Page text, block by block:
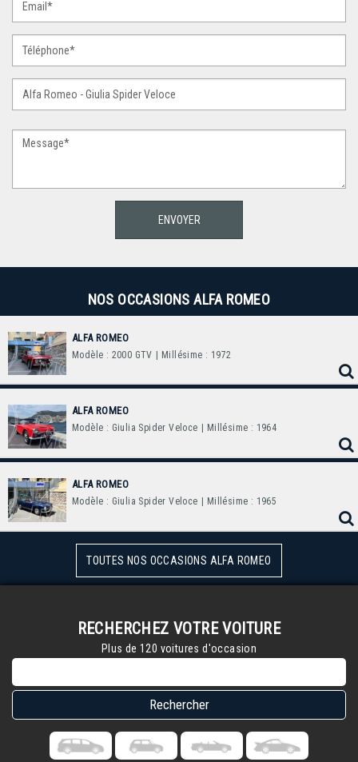
NOS OCCASIONS ALFA ROMEO
ALFA ROMEO
Modèle : 2000 GTV | Millésime : 1972
ALFA ROMEO
Modèle : Giulia Spider Veloce | Millésime : 1964
ALFA ROMEO
Modèle : Giulia Spider Veloce | Millésime : 1965
TOUTES NOS OCCASIONS ALFA ROMEO
RECHERCHEZ VOTRE VOITURE
Plus de 120 voitures d'occasion